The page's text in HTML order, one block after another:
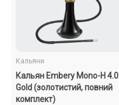
Подарункові набори
Знижки та опт
Кальяни
Кальян Embery Mono-H 4.0
Gold (золотистий, повний
комплект)